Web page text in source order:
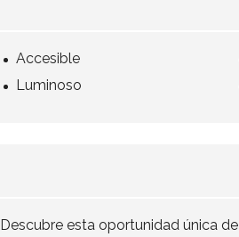
Accesible
Luminoso
Descubre esta oportunidad única